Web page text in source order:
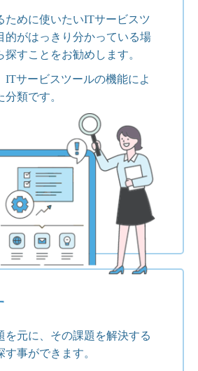
ために使いたいITサービスツ
的がはっきり分かっている場
すことをお勧めします。
ITサービスツールの機能によ
類です。
を元に、その課題を解決する
事ができます。